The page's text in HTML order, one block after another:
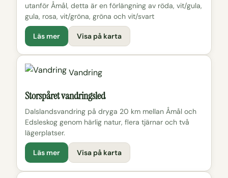
utanför Åmål, detta är en förlängning av röda, vit/gula,
gula, rosa, vit/gröna, gröna och vit/svart
Läs mer Visa på karta
Vandring
Storspåret vandringsled
Dalslandsvandring på dryga 20 km mellan Åmål och
Edsleskog genom härlig natur, flera tjärnar och två
lägerplatser.
Läs mer Visa på karta